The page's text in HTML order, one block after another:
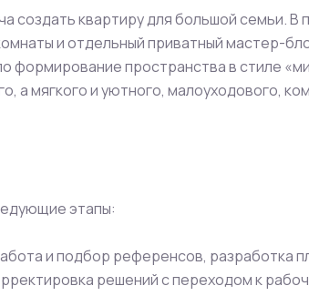
создать квартиру для большой семьи. В
и отдельный приватный мастер-
формирование пространства в стиле
а мягкого и уютного, малоуходового,
этапы:
и подбор референсов, разработка
решений с переходом к